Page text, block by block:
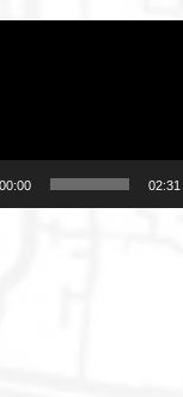
00:00 02:31